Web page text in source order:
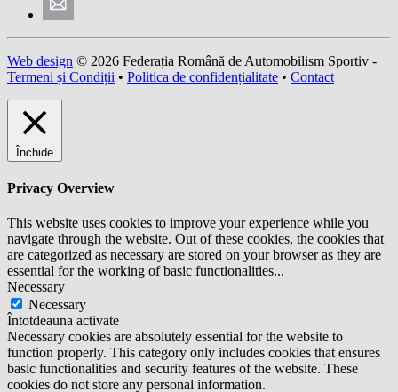
Web design © 2026 Federația Română de Automobilism Sportiv -
Termeni și Condiții • Politica de confidențialitate • Contact
Închide
Privacy Overview
This website uses cookies to improve your experience while you
navigate through the website. Out of these cookies, the cookies that
are categorized as necessary are stored on your browser as they are
essential for the working of basic functionalities...
Necessary
Necessary
Întotdeauna activate
Necessary cookies are absolutely essential for the website to
function properly. This category only includes cookies that ensures
basic functionalities and security features of the website. These
cookies do not store any personal information.